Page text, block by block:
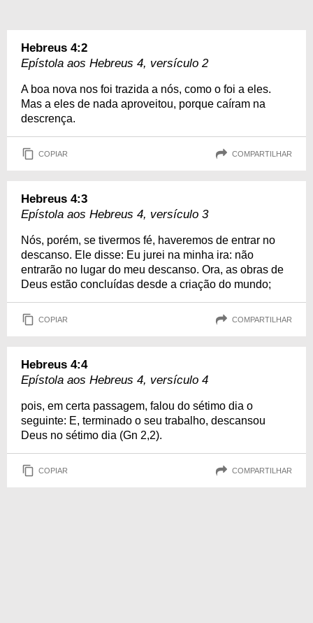
Hebreus 4:2
Epístola aos Hebreus 4, versículo 2
A boa nova nos foi trazida a nós, como o foi a eles.
Mas a eles de nada aproveitou, porque caíram na
descrença.
COPIAR COMPARTILHAR
Hebreus 4:3
Epístola aos Hebreus 4, versículo 3
Nós, porém, se tivermos fé, haveremos de entrar no
descanso. Ele disse: Eu jurei na minha ira: não
entrarão no lugar do meu descanso. Ora, as obras de
Deus estão concluídas desde a criação do mundo;
COPIAR COMPARTILHAR
Hebreus 4:4
Epístola aos Hebreus 4, versículo 4
pois, em certa passagem, falou do sétimo dia o
seguinte: E, terminado o seu trabalho, descansou
Deus no sétimo dia (Gn 2,2).
COPIAR COMPARTILHAR